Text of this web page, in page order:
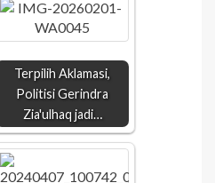
Terpilih Aklamasi,
Politisi Gerindra
Zia'ulhaq jadi…